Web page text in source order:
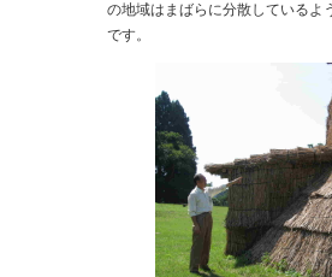
の地域はまばらに分散しているよ
です。